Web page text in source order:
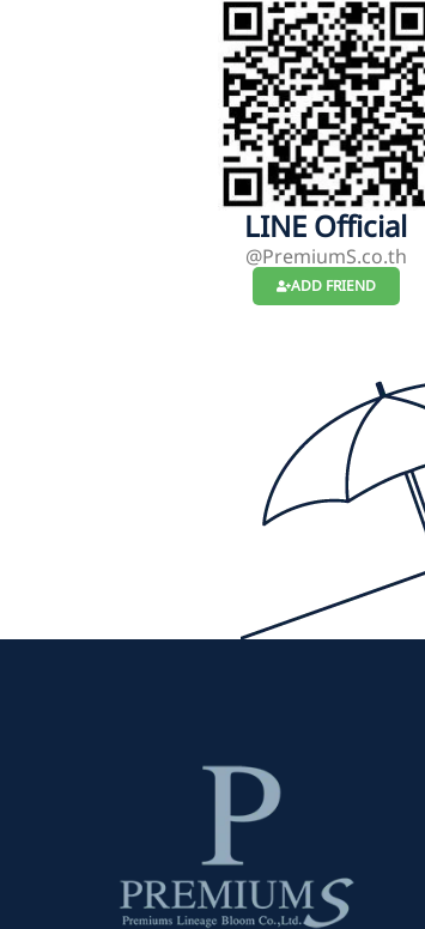
LINE Official
@PremiumS.co.th
ADD FRIEND